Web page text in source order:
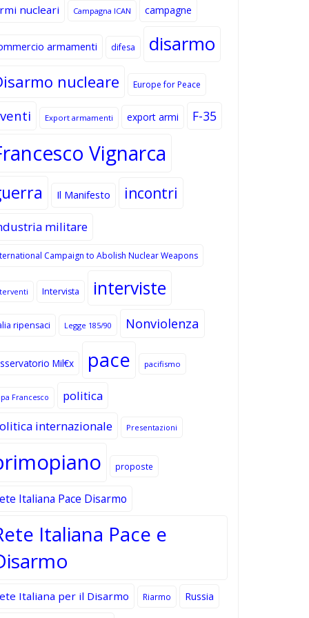
nucleari Campagna ICAN campagne
armamenti difesa disarmo
nucleare Europe for Peace
Export armamenti export armi F-35
Vignarca
Il Manifesto incontri
militare
Campaign to Abolish Nuclear Weapons
Intervista interviste
ripensaci Legge 185/90 Nonviolenza
Mil€x pace pacifismo
Francesco
politica
internazionale
Presentazioni
proposte
Italiana Pace Disarmo
Italiana Pace e
Italiana per il Disarmo Riarmo Russia